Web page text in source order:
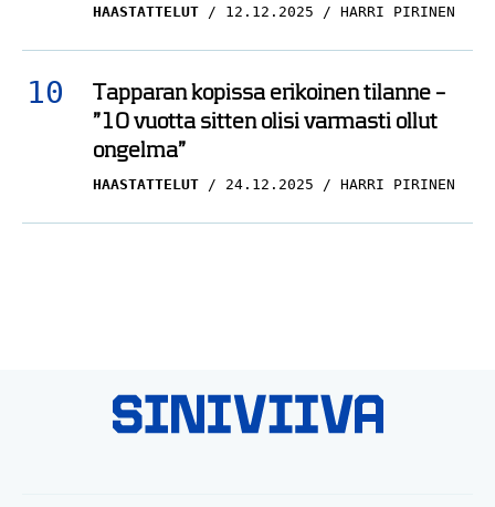
HAASTATTELUT 12.12.2025 HARRI PIRINEN
Tapparan kopissa erikoinen tilanne –
”10 vuotta sitten olisi varmasti ollut
ongelma”
HAASTATTELUT 24.12.2025 HARRI PIRINEN